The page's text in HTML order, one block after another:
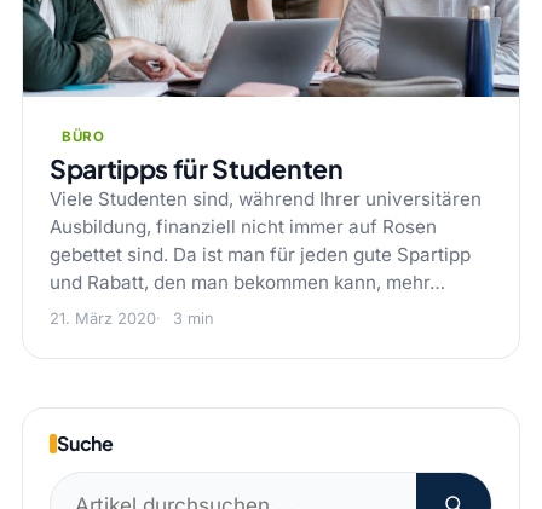
BÜRO
Spartipps für Studenten
Viele Studenten sind, während Ihrer universitären
Ausbildung, finanziell nicht immer auf Rosen
gebettet sind. Da ist man für jeden gute Spartipp
und Rabatt, den man bekommen kann, mehr…
21. März 2020 3 min
Suche
Suchen